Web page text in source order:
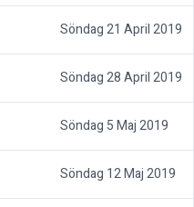
Söndag 21 April 2019
Söndag 28 April 2019
Söndag 5 Maj 2019
Söndag 12 Maj 2019